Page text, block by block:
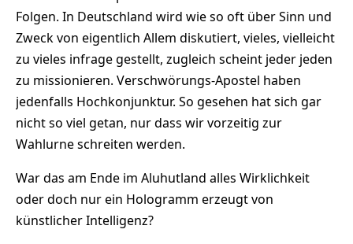
Folgen. In Deutschland wird wie so oft über Sinn und
Zweck von eigentlich Allem diskutiert, vieles, vielleicht
zu vieles infrage gestellt, zugleich scheint jeder jeden
zu missionieren. Verschwörungs-Apostel haben
jedenfalls Hochkonjunktur. So gesehen hat sich gar
nicht so viel getan, nur dass wir vorzeitig zur
Wahlurne schreiten werden.
War das am Ende im Aluhutland alles Wirklichkeit
oder doch nur ein Hologramm erzeugt von
künstlicher Intelligenz?